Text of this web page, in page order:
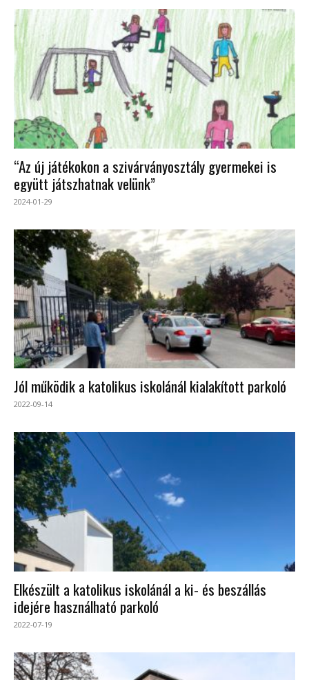
“Az új játékokon a szivárványosztály gyermekei is
együtt játszhatnak velünk”
2024-01-29
Jól működik a katolikus iskolánál kialakított parkoló
2022-09-14
Elkészült a katolikus iskolánál a ki- és beszállás
idejére használható parkoló
2022-07-19